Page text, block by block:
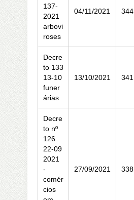
137-
2021
arbovi
roses
04/11/2021 344
Decre
to 133
13-10
funer
árias
13/10/2021 341
Decre
to nº
126
22-09
2021
-
comér
cios
27/09/2021 338